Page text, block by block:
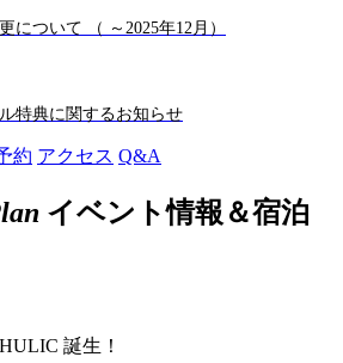
について （ ～2025年12月）
特典に関するお知らせ
約 アクセス Q&A
イベント情報＆宿泊
HULIC 誕生！